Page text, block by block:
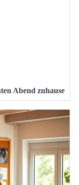
Abend zuhause